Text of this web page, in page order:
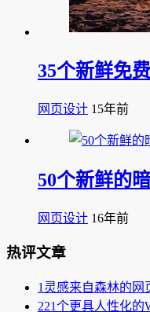
35个新鲜免
网页设计 15年前
50个新鲜的
网页设计 16年前
热评文章
1 灵感来自森林的网
221个更具人性化的